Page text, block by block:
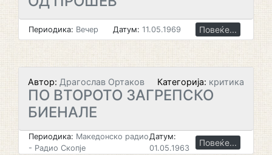
Периодика: Вечер Датум: 11.05.1969 Повеќе...
Автор: Драгослав Ортаков Категорија: критика
ПO BTOPOTO ЗАГРЕПСКО
БИЕНАЛЕ
Периодика: Македонско радио
- Радио Скопје
Датум:
01.05.1963
Повеќе...